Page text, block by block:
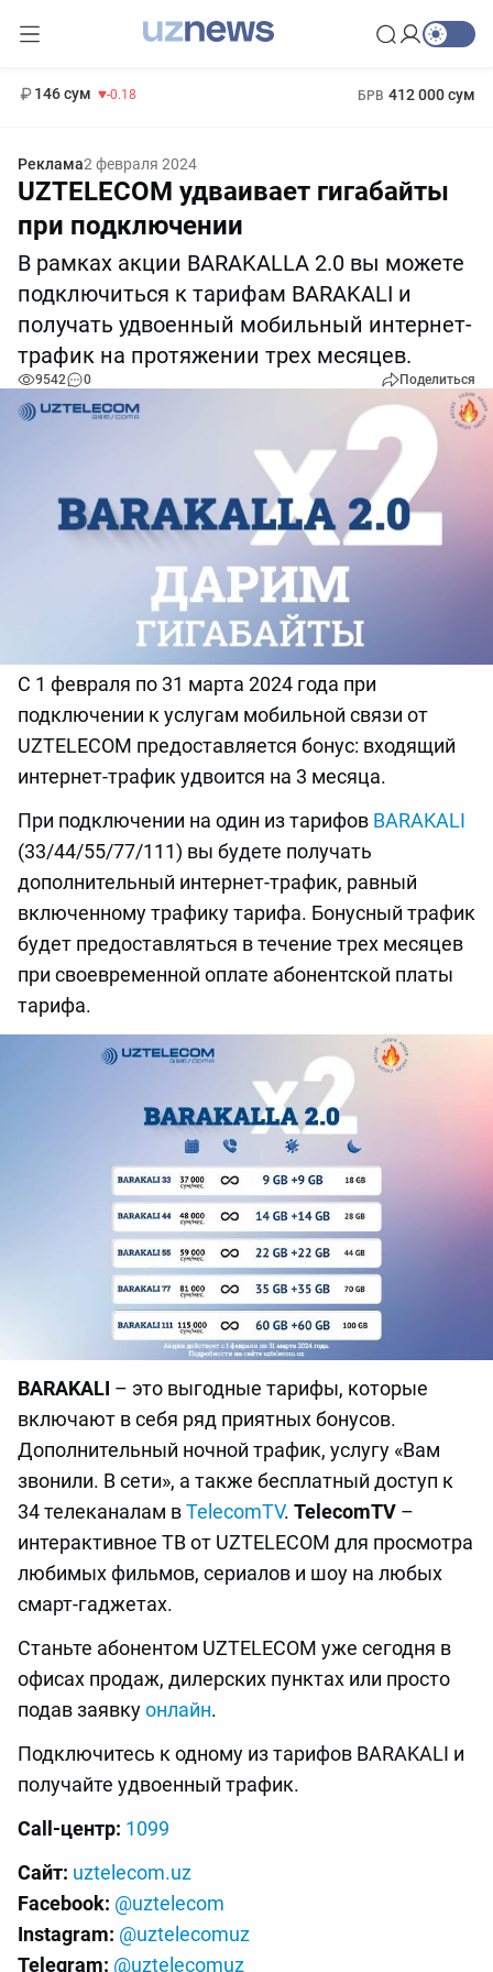
146 сум -0.18 БРВ 412 000 сум
Реклама2 февраля 2024
UZTELECOM удваивает гигабайты
при подключении
В рамках акции BARAKALLA 2.0 вы можете
подключиться к тарифам BARAKALI и
получать удвоенный мобильный интернет-
трафик на протяжении трех месяцев.
9542 0 Поделиться
С 1 февраля по 31 марта 2024 года при
подключении к услугам мобильной связи от
UZTELECOM предоставляется бонус: входящий
интернет-трафик удвоится на 3 месяца.
При подключении на один из тарифов BARAKALI
(33/44/55/77/111) вы будете получать
дополнительный интернет-трафик, равный
включенному трафику тарифа. Бонусный трафик
будет предоставляться в течение трех месяцев
при своевременной оплате абонентской платы
тарифа.
BARAKALI – это выгодные тарифы, которые
включают в себя ряд приятных бонусов.
Дополнительный ночной трафик, услугу «Вам
звонили. В сети», а также бесплатный доступ к
34 телеканалам вTelecomTV. TelecomTV –
интерактивное ТВ от UZTELECOM для просмотра
любимых фильмов, сериалов и шоу на любых
смарт-гаджетах.
Станьте абонентом UZTELECOM уже сегодня в
офисах продаж, дилерских пунктах или просто
подав заявкуонлайн.
Подключитесь к одному из тарифов BARAKALI и
получайте удвоенный трафик.
Call-центр: 1099
Сайт: uztelecom.uz
Facebook: @uztelecom
Instagram: @uztelecomuz
Telegram: @uztelecomuz